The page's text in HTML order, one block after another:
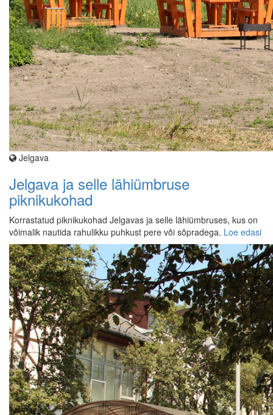
Jelgava
Jelgava ja selle lähiümbruse
piknikukohad
Korrastatud piknikukohad Jelgavas ja selle lähiümbruses, kus on
võimalik nautida rahulikku puhkust pere või sõpradega. Loe edasi